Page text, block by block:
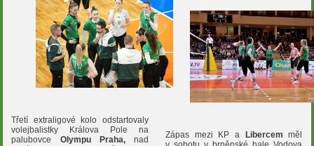
Třetí extraligové kolo odstartovaly
volejbalistky Králova Pole na
palubovce Olympu Praha,nad
Zápas mezi KP a Libercem měl